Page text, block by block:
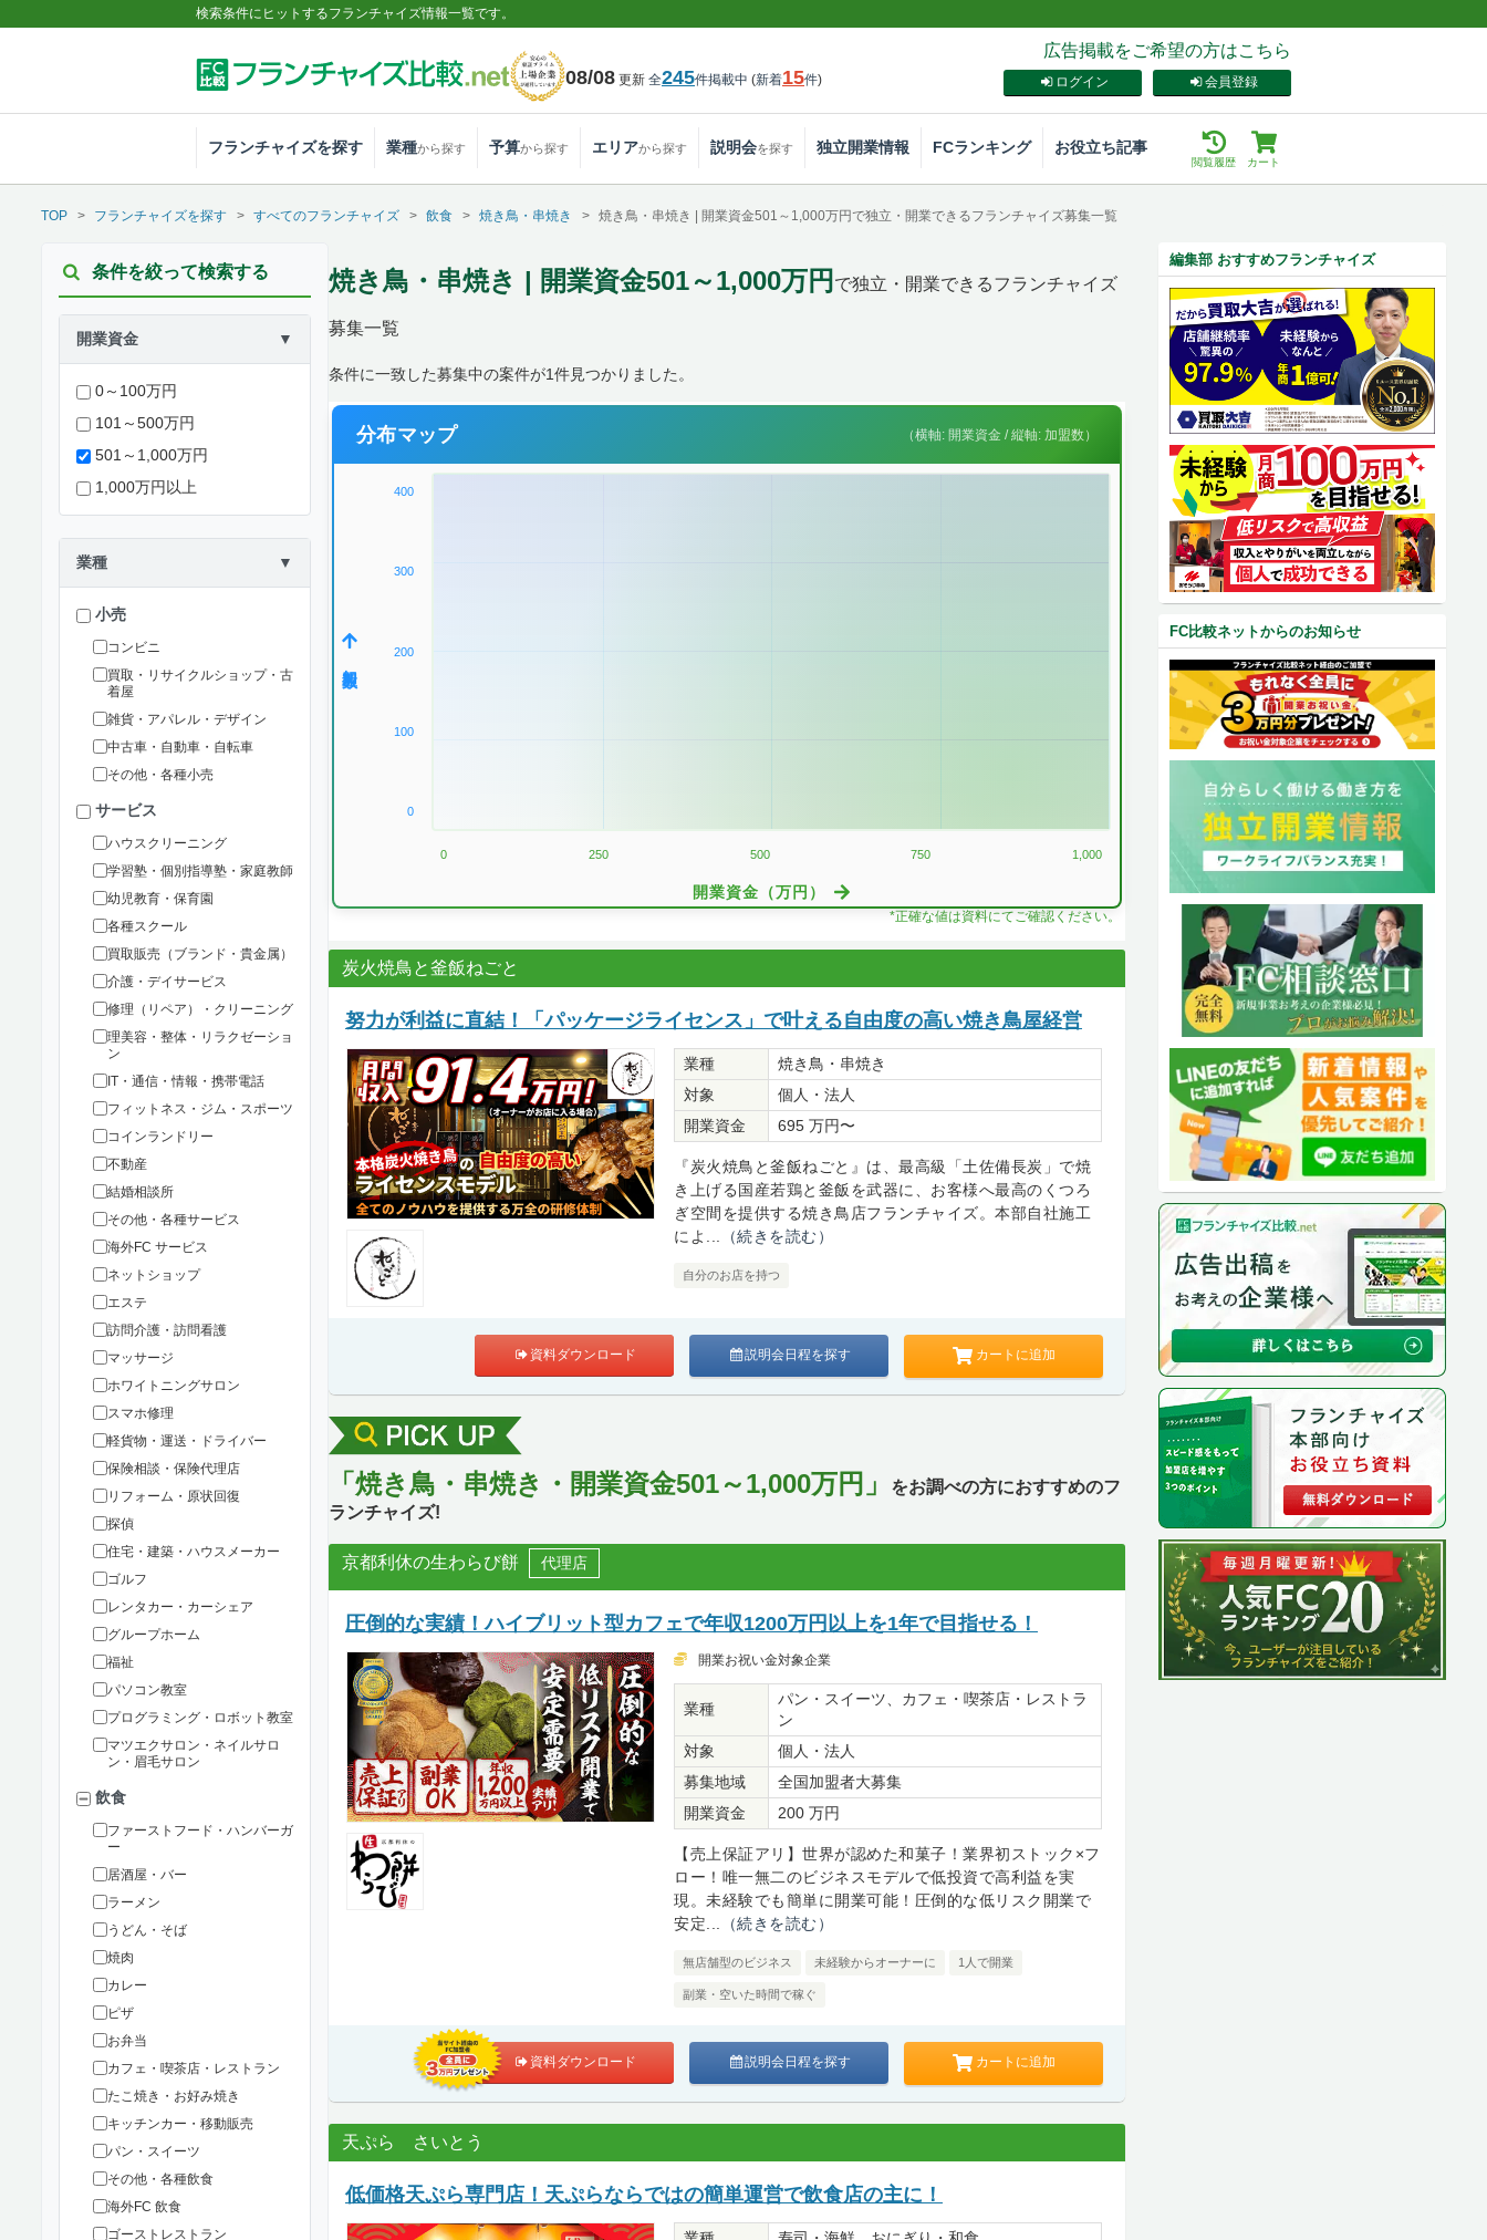
検索条件にヒットするフランチャイズ情報一覧です。
08/08 更新 全245件掲載中 (新着15件)
広告掲載をご希望の方はこちら
会員登録
ログイン
フランチャイズを探す 業種から探す 予算から探す エリアから探す 説明会を探す 独立開業情報 FCランキング お役立ち記事
カート
閲覧履歴
TOP フランチャイズを探す すべてのフランチャイズ 飲食 焼き鳥・串焼き 焼き鳥・串焼き | 開業資金501～1,000万円で独立・開業できるフランチャイズ募集一覧
条件を絞って検索する
開業資金 ▼
0～100万円
101～500万円
501～1,000万円
1,000万円以上
業種 ▼
小売
コンビニ
買取・リサイクルショップ・古
着屋
雑貨・アパレル・デザイン
中古車・自動車・自転車
その他・各種小売
サービス
ハウスクリーニング
学習塾・個別指導塾・家庭教師
幼児教育・保育園
各種スクール
買取販売（ブランド・貴金属）
介護・デイサービス
修理（リペア）・クリーニング
理美容・整体・リラクゼーショ
ン
IT・通信・情報・携帯電話
フィットネス・ジム・スポーツ
コインランドリー
不動産
結婚相談所
その他・各種サービス
海外FC サービス
ネットショップ
エステ
訪問介護・訪問看護
マッサージ
ホワイトニングサロン
スマホ修理
軽貨物・運送・ドライバー
保険相談・保険代理店
リフォーム・原状回復
探偵
住宅・建築・ハウスメーカー
ゴルフ
レンタカー・カーシェア
グループホーム
福祉
パソコン教室
プログラミング・ロボット教室
マツエクサロン・ネイルサロ
ン・眉毛サロン
飲食
ファーストフード・ハンバーガ
ー
居酒屋・バー
ラーメン
うどん・そば
焼肉
カレー
ピザ
お弁当
カフェ・喫茶店・レストラン
たこ焼き・お好み焼き
キッチンカー・移動販売
パン・スイーツ
その他・各種飲食
海外FC 飲食
ゴーストレストラン
焼き鳥・串焼き | 開業資金501～1,000万円 で独立・開業できるフランチャイズ
募集一覧
条件に一致した募集中の案件が1件見つかりました。
分布マップ （横軸: 開業資金 / 縦軸: 加盟数）
400
300
200
100
0
0 250 500 750 1,000
開業資金（万円）
*正確な値は資料にてご確認ください。
炭火焼鳥と釜飯ねごと
努力が利益に直結！「パッケージライセンス」で叶える自由度の高い焼き鳥屋経営
業種
焼き鳥・串焼き
対象
個人・法人
開業資金
695 万円〜
『炭火焼鳥と釜飯ねごと』は、最高級「土佐備長炭」で焼
き上げる国産若鶏と釜飯を武器に、お客様へ最高のくつろ
ぎ空間を提供する焼き鳥店フランチャイズ。本部自社施工
によ...
（続きを読む）
自分のお店を持つ
資料ダウンロード 説明会日程を探す カートに追加
「焼き鳥・串焼き・開業資金501～1,000万円」
をお調べの方におすすめのフ
ランチャイズ!
京都利休の生わらび餅 代理店
圧倒的な実績！ハイブリット型カフェで年収1200万円以上を1年で目指せる！
開業お祝い金対象企業
業種
パン・スイーツ、カフェ・喫茶店・レストラ
ン
対象
個人・法人
募集地域
全国加盟者大募集
開業資金
200 万円
【売上保証アリ】世界が認めた和菓子！業界初ストック×フ
ロー！唯一無二のビジネスモデルで低投資で高利益を実
現。未経験でも簡単に開業可能！圧倒的な低リスク開業で
安定...
（続きを読む）
無店舗型のビジネス 未経験からオーナーに 1人で開業
副業・空いた時間で稼ぐ
資料ダウンロード 説明会日程を探す カートに追加
天ぷら さいとう
低価格天ぷら専門店！天ぷらならではの簡単運営で飲食店の主に！
編集部 おすすめフランチャイズ
FC比較ネットからのお知らせ